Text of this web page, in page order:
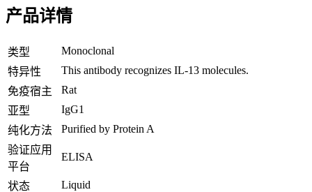
产品详情
类型
Monoclonal
特异性
This antibody recognizes IL-13 molecules.
免疫宿主
Rat
亚型
IgG1
纯化方法
Purified by Protein A
验证应用
平台
ELISA
状态 Liquid